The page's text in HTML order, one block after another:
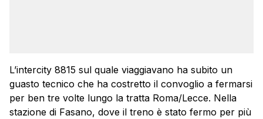
L’intercity 8815 sul quale viaggiavano ha subito un
guasto tecnico che ha costretto il convoglio a fermarsi
per ben tre volte lungo la tratta Roma/Lecce. Nella
stazione di Fasano, dove il treno è stato fermo per più